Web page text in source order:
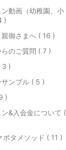
動画（幼稚園、小
)
御さまへ ( 16 )
のご質問 ( 7 )
3 )
ンブル ( 5 )
)
&入会金について (
ボタメソッド ( 11 )